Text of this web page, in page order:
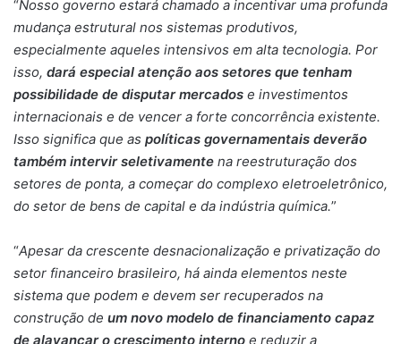
“Nosso governo estará chamado a incentivar uma profunda
mudança estrutural nos sistemas produtivos,
especialmente aqueles intensivos em alta tecnologia. Por
isso, dará especial atenção aos setores que tenham
possibilidade de disputar mercados e investimentos
internacionais e de vencer a forte concorrência existente.
Isso significa que as políticas governamentais deverão
também intervir seletivamente na reestruturação dos
setores de ponta, a começar do complexo eletroeletrônico,
do setor de bens de capital e da indústria química.”
“Apesar da crescente desnacionalização e privatização do
setor financeiro brasileiro, há ainda elementos neste
sistema que podem e devem ser recuperados na
construção de um novo modelo de financiamento capaz
de alavancar o crescimento interno e reduzir a